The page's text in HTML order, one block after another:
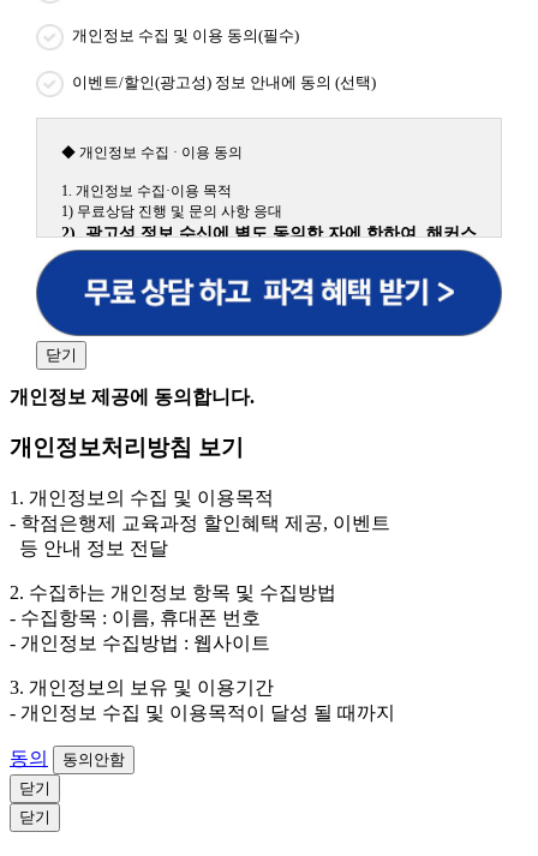
개인정보 수집 및 이용 동의(필수)
이벤트/할인(광고성) 정보 안내에 동의 (선택)
◆ 개인정보 수집 · 이용 동의
1. 개인정보 수집·이용 목적
1) 무료상담 진행 및 문의 사항 응대
2) 광고성 정보 수신에 별도 동의한 자에 한하여 해커스
원격평생교육원을 비롯한 해커스 교육그룹의 새로운 서
비스 신상품이나 이벤트, 최신 정보 안내 등 신청자의 취
향에 맞는 최적의 서비스를 제공하기 위함.
어, 해커스일본어, 해커스잡, 해커스금융, 해커스임용, 해커스공무
원, 해커스경찰, 해커스소방, 해커스공인중개사, 해커스주택관리
사, 해커스편입 등)
3. 개인정보 보유/이용 기간: 법령상 정하는 경우를 제
외하고는 회원탈퇴 시까지 이용 및 보관합니다. 단, 비회
원이거나 상담 시로부터 3년 이내 탈퇴하는 자의 경우,
소비자 불만 또는 분쟁처리를 위해 3년간 보관합니다.
의 경우에는 상담 신청이 제한됩니다.
닫기
개인정보 제공에 동의합니다.
개인정보처리방침 보기
1. 개인정보의 수집 및 이용목적
- 학점은행제 교육과정 할인혜택 제공, 이벤트
등 안내 정보 전달
2. 수집하는 개인정보 항목 및 수집방법
- 수집항목 : 이름, 휴대폰 번호
- 개인정보 수집방법 : 웹사이트
3. 개인정보의 보유 및 이용기간
- 개인정보 수집 및 이용목적이 달성 될 때까지
동의
동의안함
닫기
닫기